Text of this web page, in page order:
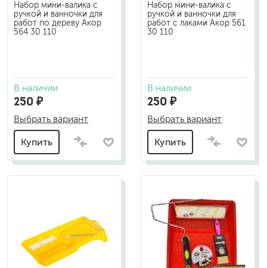
Набор мини-валика с
ручкой и ванночки для
работ по дереву Акор
564 30 110
В наличии
250 ₽
Выбрать вариант
Купить
Набор мини-валика с
ручкой и ванночки для
работ с лаками Акор 561
30 110
В наличии
250 ₽
Выбрать вариант
Купить